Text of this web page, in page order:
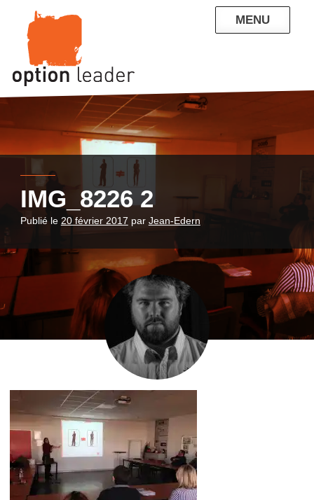
content
MENU
BLOG
IMG_8226 2
Publié le 20 février 2017 par Jean-Edern